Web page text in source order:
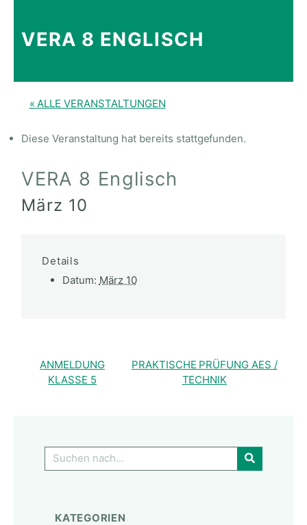
VERA 8 ENGLISCH
« ALLE VERANSTALTUNGEN
Diese Veranstaltung hat bereits stattgefunden.
VERA 8 Englisch
März 10
Details
Datum: März 10
ANMELDUNG
KLASSE 5
PRAKTISCHE PRÜFUNG AES /
TECHNIK
GO!
KATEGORIEN